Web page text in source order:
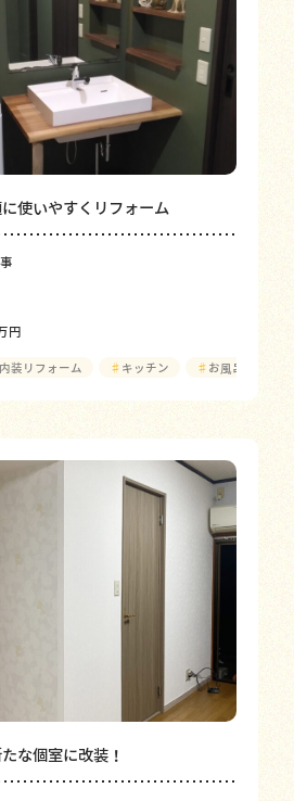
使いやすくリフォーム
円
内装リフォーム ♯ キッチン ♯ お風呂
な個室に改装！